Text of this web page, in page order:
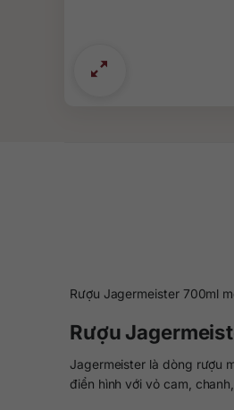
Rượu Jagermeister 700ml
Rượu
Jagermeister là dòng rượu
điển hình với vỏ cam,